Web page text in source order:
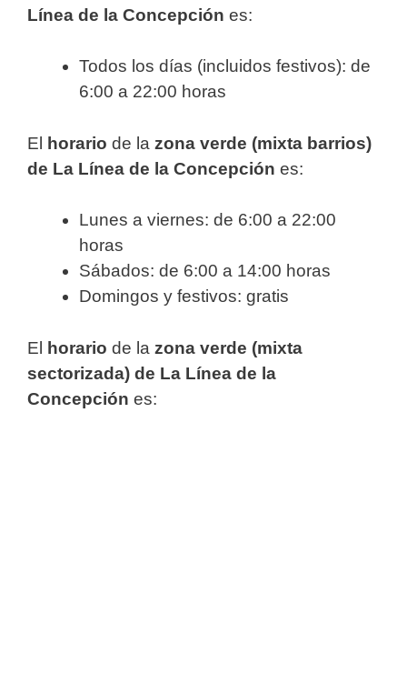
Línea de la Concepción es:
Todos los días (incluidos festivos): de
6:00 a 22:00 horas
El horario de la zona verde (mixta barrios)
de La Línea de la Concepción es:
Lunes a viernes: de 6:00 a 22:00
horas
Sábados: de 6:00 a 14:00 horas
Domingos y festivos: gratis
El horario de la zona verde (mixta
sectorizada) de La Línea de la
Concepción es: